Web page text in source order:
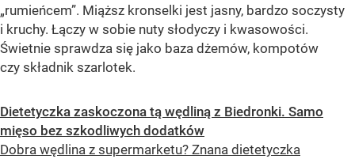
„rumieńcem”. Miąższ kronselki jest jasny, bardzo soczysty
i kruchy. Łączy w sobie nuty słodyczy i kwasowości.
Świetnie sprawdza się jako baza dżemów, kompotów
czy składnik szarlotek.
Dietetyczka zaskoczona tą wędliną z Biedronki. Samo
mięso bez szkodliwych dodatków
Dobra wędlina z supermarketu? Znana dietetyczka